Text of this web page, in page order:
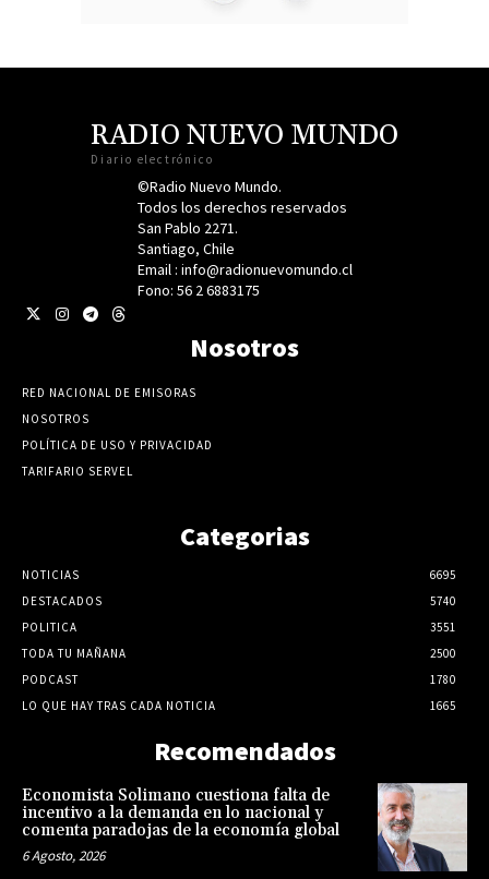
RADIO NUEVO MUNDO
Diario electrónico
©Radio Nuevo Mundo.
Todos los derechos reservados
San Pablo 2271.
Santiago, Chile
Email : info@radionuevomundo.cl
Fono: 56 2 6883175
Nosotros
RED NACIONAL DE EMISORAS
NOSOTROS
POLÍTICA DE USO Y PRIVACIDAD
TARIFARIO SERVEL
Categorias
NOTICIAS
6695
DESTACADOS
5740
POLITICA
3551
TODA TU MAÑANA
2500
PODCAST
1780
LO QUE HAY TRAS CADA NOTICIA
1665
Recomendados
Economista Solimano cuestiona falta de
incentivo a la demanda en lo nacional y
comenta paradojas de la economía global
6 Agosto, 2026